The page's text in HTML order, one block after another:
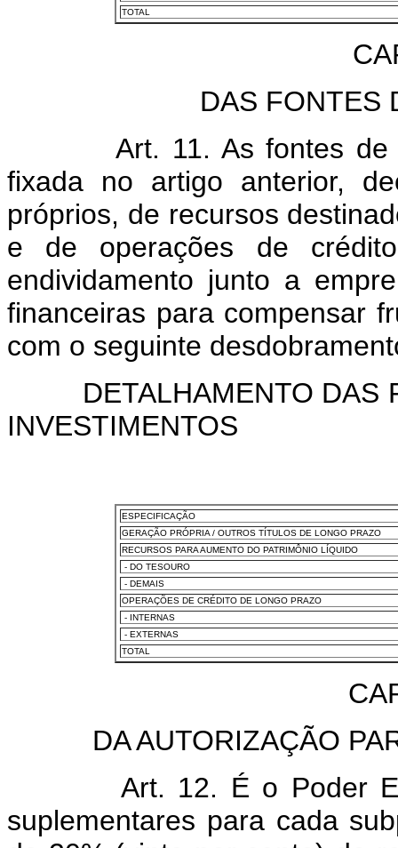
TOTAL
DAS FONTES
Art. 11. As fontes
fixada no artigo anterior,
próprios, de recursos
e de operações de
endividamento junto a
financeiras para compensar
com o seguinte
DETALHAMENTO DAS
INVESTIMENTOS
ESPECIFICAÇÃO
GERAÇÃO PRÓPRIA / OUTROS TÍTULOS DE LONGO PRAZO
RECURSOS PARA AUMENTO DO PATRIMÔNIO LÍQUIDO
- DO TESOURO
- DEMAIS
OPERAÇÕES DE CRÉDITO DE LONGO PRAZO
- INTERNAS
- EXTERNAS
TOTAL
DA AUTORIZAÇÃO
Art. 12. É o Poder
suplementares para cada